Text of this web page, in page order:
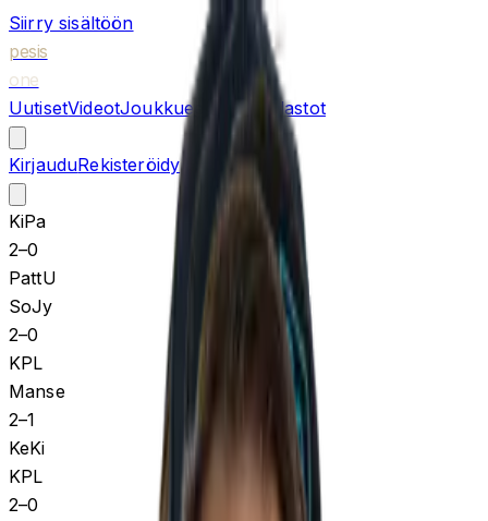
Siirry sisältöön
pesis
one
UutisetVideotJoukkueet Ottelut Tilastot
KirjauduRekisteröidy
KiPa
2–0
PattU
SoJy
2–0
KPL
Manse
2–1
KeKi
KPL
2–0